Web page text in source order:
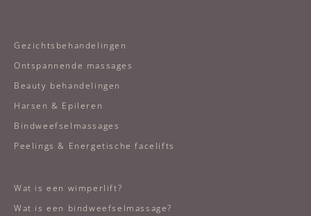
Gezichtsbehandelingen
Ontspannende massages
Beauty behandelingen
Harsen & Epileren
Bindweefselmassages
Peelings & Energetische facelifts
Wat is een wimperlift?
Wat is een bindweefselmassage?